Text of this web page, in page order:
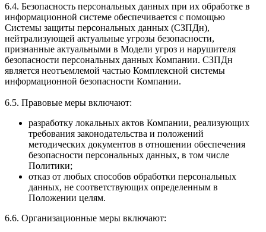
6.4. Безопасность персональных данных при их обработке в
информационной системе обеспечивается с помощью
Системы защиты персональных данных (СЗПДн),
нейтрализующей актуальные угрозы безопасности,
признанные актуальными в Модели угроз и нарушителя
безопасности персональных данных Компании. СЗПДн
является неотъемлемой частью Комплексной системы
информационной безопасности Компании.
6.5. Правовые меры включают:
разработку локальных актов Компании, реализующих
требования законодательства и положений
методических документов в отношении обеспечения
безопасности персональных данных, в том числе
Политики;
отказ от любых способов обработки персональных
данных, не соответствующих определенным в
Положении целям.
6.6. Организационные меры включают: